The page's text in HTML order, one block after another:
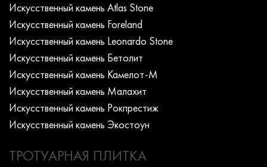
Искусcтвенный камень Atlas Stone
Искусcтвенный камень Foreland
Искусcтвенный камень Leonardo Stone
Искусcтвенный камень Бетолит
Искусcтвенный камень Камелот-М
Искусcтвенный камень Малахит
Искусcтвенный камень Рокпрестиж
Искусcтвенный камень Экостоун
ТРОТУАРНАЯ ПЛИТКА